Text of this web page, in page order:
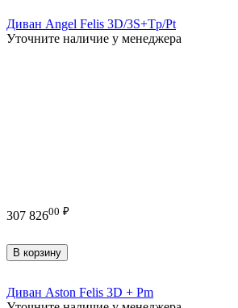
Диван Angel Felis 3D/3S+Tp/Pt
Уточните наличие у менеджера
307 82600 ₽
В корзину
Диван Aston Felis 3D + Pm